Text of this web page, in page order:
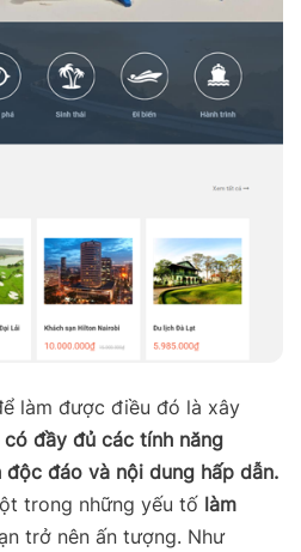
làm được điều đó là xây
đầy đủ các tính năng
độc đáo và nội dung hấp dẫn.
trong những yếu tố làm
trở nên ấn tượng. Như